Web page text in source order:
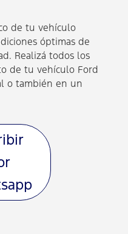
de tu vehículo
óptimas de
Realizá todos los
de tu vehículo Ford
o también en un